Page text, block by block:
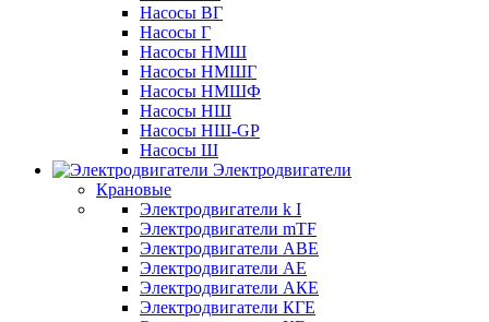
Насосы ВГ
Насосы Г
Насосы НМШ
Насосы НМШГ
Насосы НМШФ
Насосы НШ
Насосы НШ-GP
Насосы Ш
Электродвигатели
Крановые
Электродвигатели k I
Электродвигатели mTF
Электродвигатели АВЕ
Электродвигатели АЕ
Электродвигатели АКЕ
Электродвигатели КГЕ